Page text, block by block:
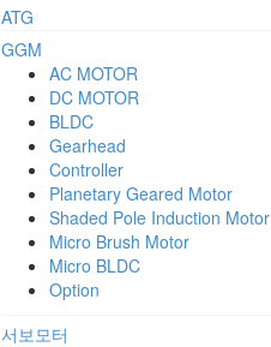
ATG
GGM
AC MOTOR
DC MOTOR
BLDC
Gearhead
Controller
Planetary Geared Motor
Shaded Pole Induction Motor
Micro Brush Motor
Micro BLDC
Option
서보모터